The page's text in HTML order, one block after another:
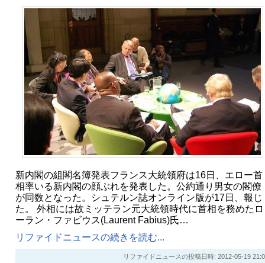
新内閣の組閣名簿発表フランス大統領府は16日、エロー首
相率いる新内閣の顔ぶれを発表した。公約通り男女の閣僚
が同数となった。シュテルン誌オンライン版が17日、報じ
た。 外相には故ミッテラン元大統領時代に首相を務めたロ
ーラン・ファビウス(Laurent Fabius)氏…
リファイドニュースの続きを読む...
リファイドニュースの投稿日時: 2012-05-19